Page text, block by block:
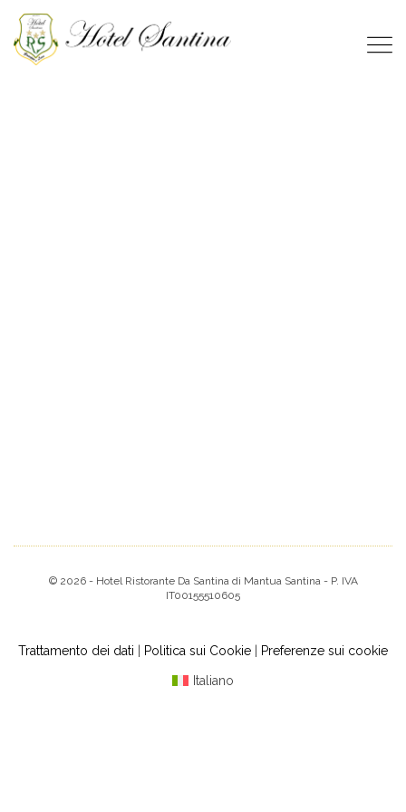
© 2026 - Hotel Ristorante Da Santina di Mantua Santina - P. IVA
IT00155510605
Trattamento dei dati Politica sui Cookie Preferenze sui cookie
Italiano